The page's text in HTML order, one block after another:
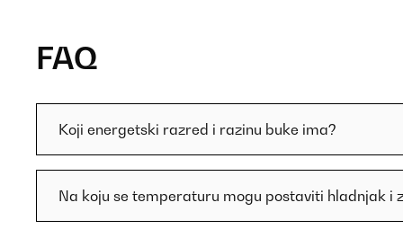
FAQ
Koji energetski razred i razinu buke ima?
Na koju se temperaturu mogu postaviti hladnjak i